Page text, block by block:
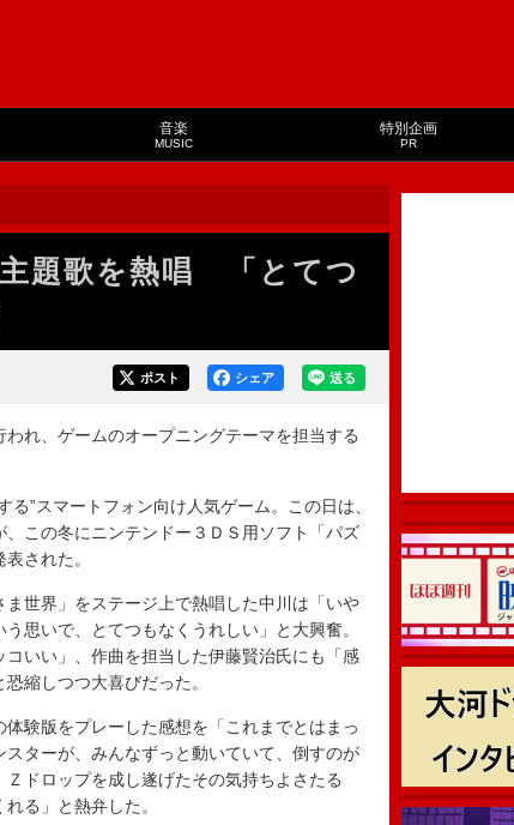
音楽
MUSIC
特別企画
PR
題歌を熱唱 「とてつ
送る
シェア
ポスト
れ、ゲームのオープニングテーマを担当する
”スマートフォン向け人気ゲーム。この日は、
この冬にニンテンドー３ＤＳ用ソフト「パズ
された。
世界」をステージ上で熱唱した中川は「いや
思いで、とてつもなくうれしい」と大興奮。
いい」、作曲を担当した伊藤賢治氏にも「感
縮しつつ大喜びだった。
験版をプレーした感想を「これまでとはまっ
ターが、みんなずっと動いていて、倒すのが
ドロップを成し遂げたその気持ちよさたる
る」と熱弁した。